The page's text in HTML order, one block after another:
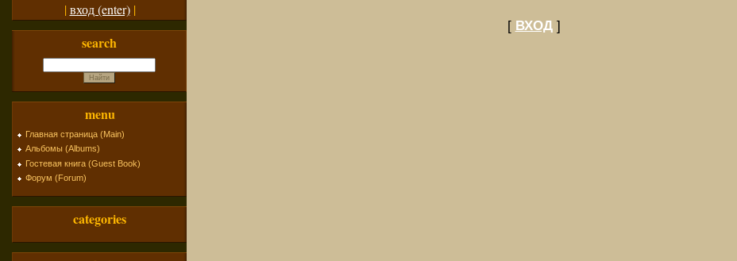
| вход (enter)|
search
menu
Главная страница (Main)
Альбомы (Albums)
Гостевая книга (Guest Book)
Форум (Forum)
categories
[ ВХОД]